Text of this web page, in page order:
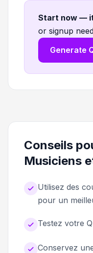
Start now —
or signup
Generate
Conseils
Musiciens
Utilisez des
pour un
Testez votre
Conservez